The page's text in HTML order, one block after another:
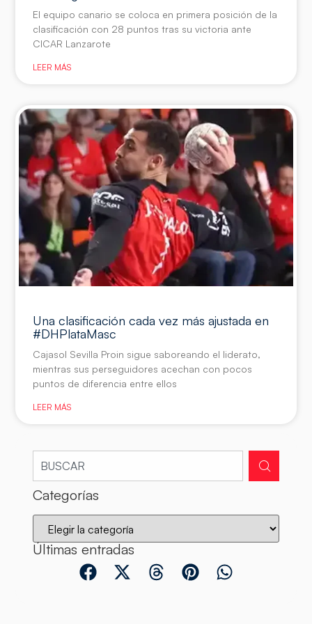
El equipo canario se coloca en primera posición de la
clasificación con 28 puntos tras su victoria ante
CICAR Lanzarote
LEER MÁS
Una clasificación cada vez más ajustada en
#DHPlataMasc
Cajasol Sevilla Proin sigue saboreando el liderato,
mientras sus perseguidores acechan con pocos
puntos de diferencia entre ellos
LEER MÁS
Categorías
Últimas entradas